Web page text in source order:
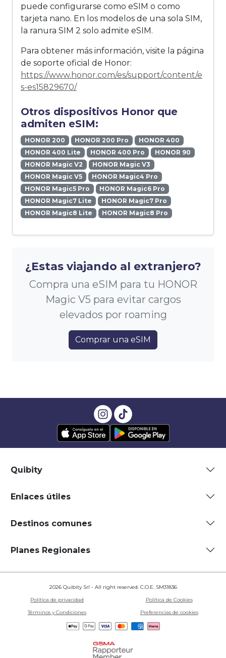
puede configurarse como eSIM o como
tarjeta nano. En los modelos de una sola SIM,
la ranura SIM 2 solo admite eSIM.
Para obtener más información, visite la página
de soporte oficial de Honor:
https://www.honor.com/es/support/content/e
s-es15829670/
Otros dispositivos Honor que
admiten eSIM:
HONOR 200 HONOR 200 Pro
HONOR 400
HONOR 400 Lite
HONOR 400 Pro
HONOR 90
HONOR Magic V2
HONOR Magic V3
HONOR Magic V5
HONOR Magic4 Pro
HONOR Magic5 Pro
HONOR Magic6 Pro
HONOR Magic7 Lite
HONOR Magic7 Pro
HONOR Magic8 Lite
HONOR Magic8 Pro
¿Estas viajando al extranjero?
Compra una eSIM para tu HONOR
Magic V5 para evitar cargos
elevados por roaming
Comprar una eSIM
Quibity
Enlaces útiles
Destinos comunes
Planes Regionales
2026 Quibity Srl - All right reserved. C.O.E. SM31836
Política de privacidad
Política de Cookies
Términos y Condiciones
Preferencias de cookies